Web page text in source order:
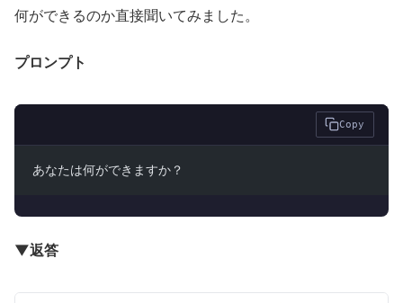
何ができるのか直接聞いてみました。
プロンプト
Copy
あなたは何ができますか？
▼返答